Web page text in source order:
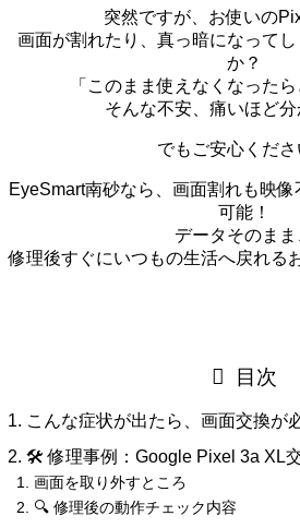
突然ですが、お使いの
画面が割れたり、真っ暗になって
か？
「このまま使えなくなった
そんな不安、痛いほど分
でもご安心くださ
EyeSmart南砂なら、画面割れも映像
可能！
データそのまま
修理後すぐにいつもの生活へ戻れる
目次
こんな症状が出たら、画面交換が
🛠 修理事例：Google Pixel 3a XL
画面を取り外すところ
🔍 修理後の動作チェック内容